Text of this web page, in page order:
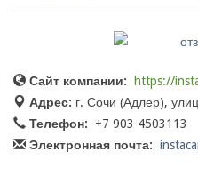
Сайт компании:
https://
Адрес: г. Сочи (Адлер),
Телефон:
+7 903 4503113
Электронная почта: